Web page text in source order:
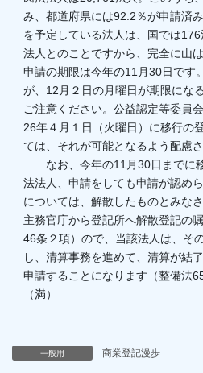
み、都道府県には92.2％が申請済
を予定している法人は、国では
法人とのことですから、完全に山
申請の期限は今年の11月30日です
が、12月２日の月曜日が期限にな
ご注意ください。公益認定等委員
26年４月１日（火曜日）に移行の
ては、それが可能となるよう配慮
なお、今年の11月30日までに
法法人、申請をしても申請が認め
については、解散したものとみな
主務官庁から登記所へ解散登記の
46条２項）ので、当該法人は、そ
し、清算事務を進めて、清算が結
申請することになります（整備法
（満）
一般用 商業登記漫歩